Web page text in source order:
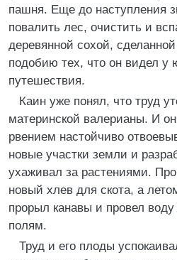
пашня. Еще до наступления
повалить лес, очистить и
деревянной сохой,
подобию тех, что он видел
путешествия.
Каин уже понял, что труд
материнской валерианы. И
рвением настойчиво
новые участки земли и
ухаживал за растениями.
новый хлев для скота, а
прорыл канавы и провел
полям.
Труд и его плоды